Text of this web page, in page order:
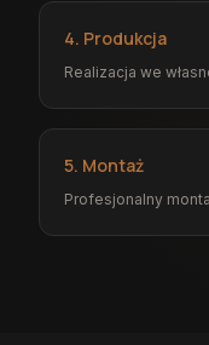
4. Produkcja
Realizacja we
5. Montaż
Profesjonalny